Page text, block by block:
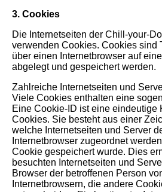
3. Cookies
Die Internetseiten der Chill-your-
verwenden Cookies. Cookies sind
über einen Internetbrowser auf
abgelegt und gespeichert werden.
Zahlreiche Internetseiten und
Viele Cookies enthalten eine
Eine Cookie-ID ist eine eindeutige
Cookies. Sie besteht aus einer
welche Internetseiten und Server
Internetbrowser zugeordnet
Cookie gespeichert wurde. Dies
besuchten Internetseiten und
Browser der betroffenen Person
Internetbrowsern, die andere